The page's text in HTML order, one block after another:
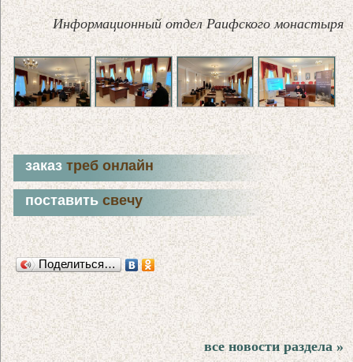
Информационный отдел Раифского монастыря
заказтреб онлайн
поставитьсвечу
Поделиться…
все новости раздела »